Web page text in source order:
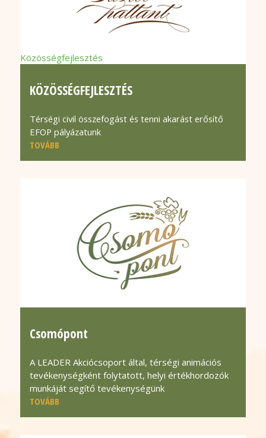
Közösségfejlesztés
KÖZÖSSÉGFEJLESZTÉS
Térségi civil összefogást és tenni akarást erősítő
EFOP pályázatunk
TOVÁBB
Csomópont
A LEADER Akciócsoport által, térségi animációs
tevékenységként folytatott, helyi értékhordozók
munkáját segítő tevékenységünk
TOVÁBB